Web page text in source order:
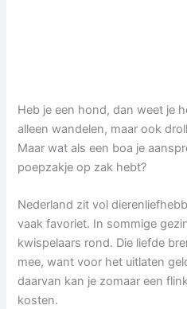
Heb je een hond, dan weet je
alleen wandelen, maar ook
Maar wat als een boa je
poepzakje op zak hebt?
Nederland zit vol
vaak favoriet. In sommige
kwispelaars rond. Die liefde
mee, want voor het uitlaten
daarvan kan je zomaar een
kosten.